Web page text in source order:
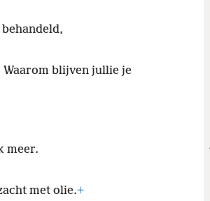
Waarom blijven jullie je
meer.
met olie.+